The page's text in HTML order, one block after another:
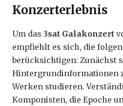
Konzerterlebnis
Um das 3sat Galakonzert
empfiehlt es sich, die
berücksichtigen: Zunächst
Hintergrundinformationen
Werken studieren.
Komponisten, die Epoche